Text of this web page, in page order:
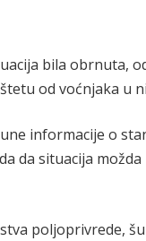
bila obrnuta,
od voćnjaka u
informacije o
da situacija
poljoprivrede,